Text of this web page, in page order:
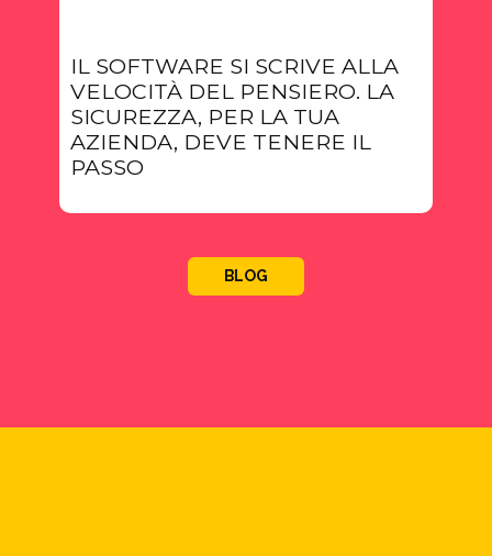
IL SOFTWARE SI SCRIVE ALLA
VELOCITÀ DEL PENSIERO. LA
SICUREZZA, PER LA TUA
AZIENDA, DEVE TENERE IL
PASSO
BLOG